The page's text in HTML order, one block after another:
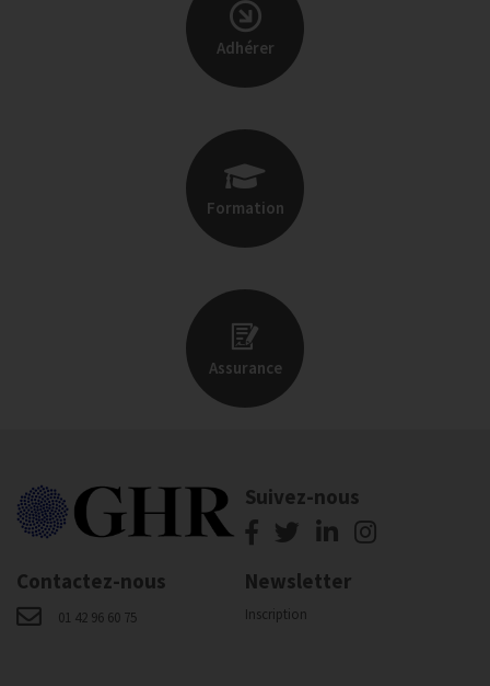
Adhérer
Formation
Assurance
Suivez-nous
Contactez-nous
01 42 96 60 75
Newsletter
Inscription